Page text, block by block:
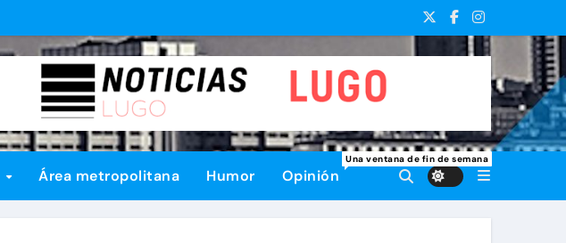
Área metropolitana Humor Opinión
Una ventana de fin de semana